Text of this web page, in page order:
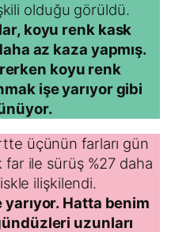
olduğu görüldü.
koyu renk kask
az kaza yapmış.
koyu renk
işe yarıyor gibi
üçünün farları gün
far ile sürüş %27 daha
ilişkilendi.
yarıyor. Hatta benim
uzunları